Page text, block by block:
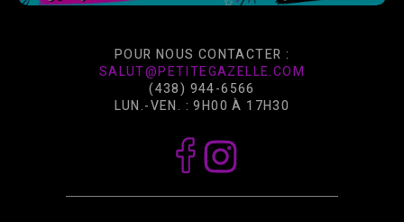
POUR NOUS CONTACTER :
SALUT@PETITEGAZELLE.COM
(438) 944-6566
LUN.-VEN. : 9H00 À 17H30